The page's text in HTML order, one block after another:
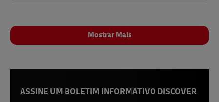
Mostrar Mais
ASSINE UM BOLETIM INFORMATIVO DISCOVER